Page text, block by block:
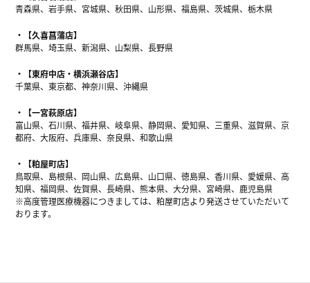
青森県、岩手県、宮城県、秋田県、山形県、福島県、茨城県、栃木県
【久喜菖蒲店】
群馬県、埼玉県、新潟県、山梨県、長野県
【東府中店・横浜瀬谷店】
千葉県、東京都、神奈川県、沖縄県
【一宮萩原店】
富山県、石川県、福井県、岐阜県、静岡県、愛知県、三重県、滋賀県、京
都府、大阪府、兵庫県、奈良県、和歌山県
【粕屋町店】
鳥取県、島根県、岡山県、広島県、山口県、徳島県、香川県、愛媛県、高
知県、福岡県、佐賀県、長崎県、熊本県、大分県、宮崎県、鹿児島県
※高度管理医療機器につきましては、粕屋町店より発送させていただいて
おります。